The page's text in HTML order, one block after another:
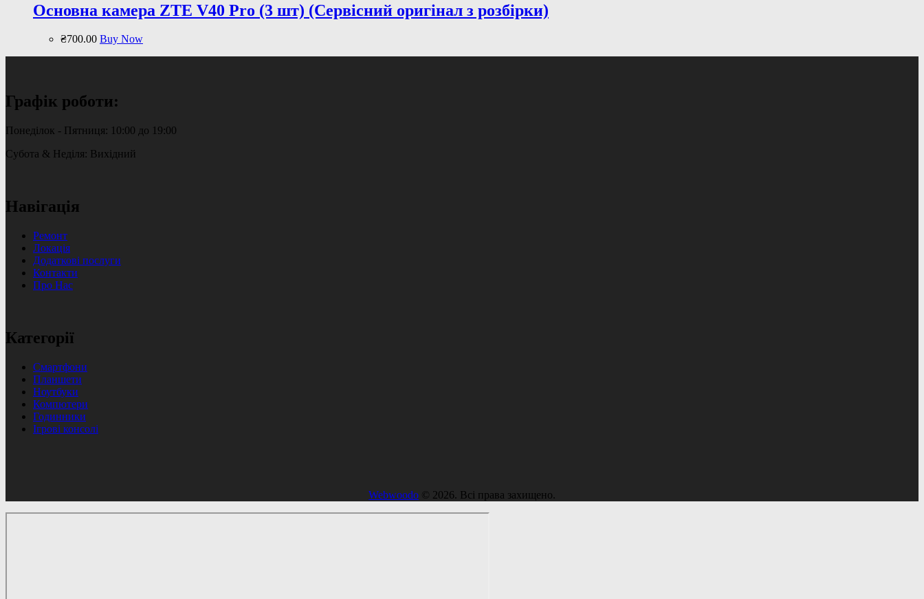
Основна камера ZTE V40 Pro (3 шт) (Сервісний оригінал з розбірки)
₴700.00 Buy Now
Графік роботи:
Понеділок - Пятниця: 10:00 до 19:00
Субота & Неділя: Вихідний
Навігація
Ремонт
Локація
Додаткові послуги
Контакти
Про Нас
Категорії
Смартфони
Планшети
Ноутбуки
Компютери
Годинники
Ігрові консолі
Webwoodo © 2026. Всі права захищено.